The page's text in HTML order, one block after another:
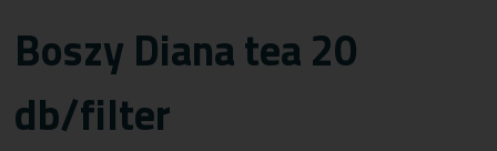
Boszy Diana tea 20
db/filter